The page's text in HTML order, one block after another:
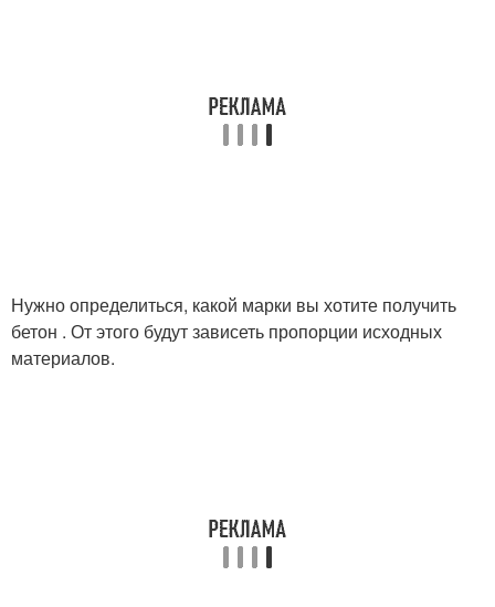
Нужно определиться, какой марки вы хотите получить
бетон . От этого будут зависеть пропорции исходных
материалов.